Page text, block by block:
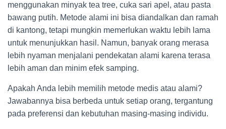
menggunakan minyak tea tree, cuka sari apel, atau pasta
bawang putih. Metode alami ini bisa diandalkan dan ramah
di kantong, tetapi mungkin memerlukan waktu lebih lama
untuk menunjukkan hasil. Namun, banyak orang merasa
lebih nyaman menjalani pendekatan alami karena terasa
lebih aman dan minim efek samping.
Apakah Anda lebih memilih metode medis atau alami?
Jawabannya bisa berbeda untuk setiap orang, tergantung
pada preferensi dan kebutuhan masing-masing individu.